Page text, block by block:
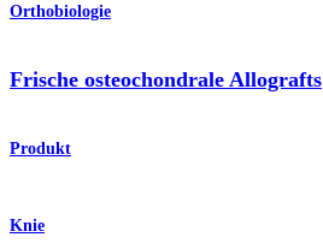
Orthobiologie
Frische osteochondrale Allografts
Produkt
Knie